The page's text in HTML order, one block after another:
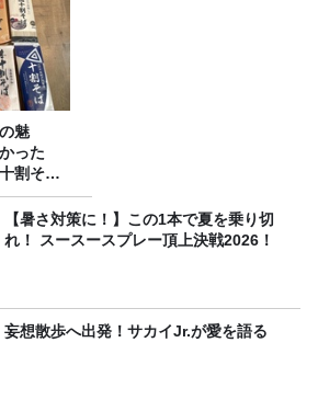
魅
った
割そ
ば10種
【暑さ対策に！】この1本で夏を乗り切
れ！ スースースプレー頂上決戦2026！
妄想散歩へ出発！サカイJr.が愛を語る